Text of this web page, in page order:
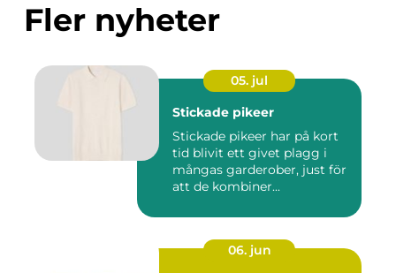
Fler nyheter
05. jul
Stickade pikeer
Stickade pikeer har på kort
tid blivit ett givet plagg i
mångas garderober, just för
att de kombiner...
06. jun